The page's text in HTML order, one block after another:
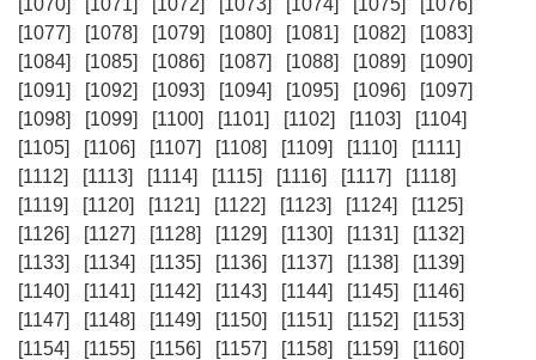
[1070]
[1071] [1072] [1073] [1074] [1075]
[1076]
[1077]
[1078] [1079] [1080] [1081] [1082]
[1083]
[1084]
[1085] [1086] [1087] [1088] [1089]
[1090]
[1091]
[1092] [1093] [1094] [1095] [1096]
[1097]
[1098]
[1099] [1100] [1101] [1102] [1103]
[1104]
[1105]
[1106] [1107] [1108] [1109] [1110]
[1111]
[1112]
[1113] [1114] [1115] [1116] [1117]
[1118]
[1119]
[1120] [1121] [1122] [1123] [1124]
[1125]
[1126]
[1127] [1128] [1129] [1130] [1131]
[1132]
[1133]
[1134] [1135] [1136] [1137] [1138]
[1139]
[1140]
[1141] [1142] [1143] [1144] [1145]
[1146]
[1147]
[1148] [1149] [1150] [1151] [1152]
[1153]
[1154]
[1155] [1156] [1157] [1158] [1159]
[1160]